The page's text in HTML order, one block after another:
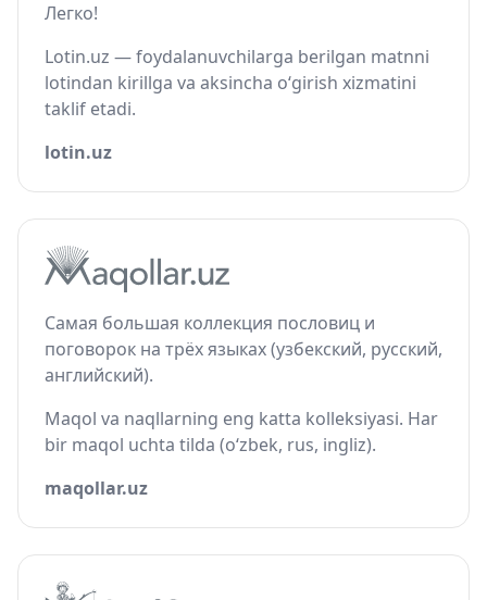
Легко!
Lotin.uz — foydalanuvchilarga berilgan matnni
lotindan kirillga va aksincha o‘girish xizmatini
taklif etadi.
lotin.uz
Самая большая коллекция пословиц и
поговорок на трёх языках (узбекский, русский,
английский).
Maqol va naqllarning eng katta kolleksiyasi. Har
bir maqol uchta tilda (o‘zbek, rus, ingliz).
maqollar.uz